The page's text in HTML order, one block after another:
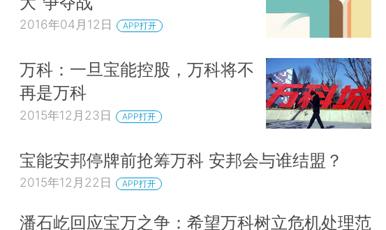
2016年04月12日 APP打开
万科：一旦宝能控股，万科将不
再是万科
2015年12月23日 APP打开
宝能安邦停牌前抢筹万科 安邦会与谁结盟？
2015年12月22日 APP打开
潘石屹回应宝万之争：希望万科树立危机处理范